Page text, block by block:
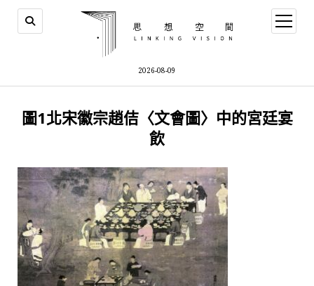
2026-08-09
open
menu
圖1北宋徽宗趙佶〈文會圖〉中的宮廷宴
飲